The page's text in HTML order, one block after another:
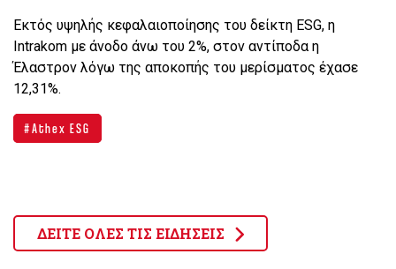
Εκτός υψηλής κεφαλαιοποίησης του δείκτη ΕSG, η
Intrakom με άνοδο άνω του 2%, στον αντίποδα η
Έλαστρον λόγω της αποκοπής του μερίσματος έχασε
12,31%.
Athex ESG
ΔΕΙΤΕ ΟΛΕΣ ΤΙΣ ΕΙΔΗΣΕΙΣ